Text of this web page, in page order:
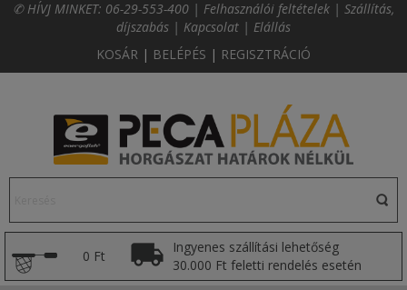
✆ HÍVJ MINKET: 06-29-553-400 | Felhasználói feltételek | Szállítás,
díjszabás | Kapcsolat | Elállás
KOSÁR | BELÉPÉS | REGISZTRÁCIÓ
0 Ft
Ingyenes szállítási lehetőség
30.000 Ft feletti rendelés esetén